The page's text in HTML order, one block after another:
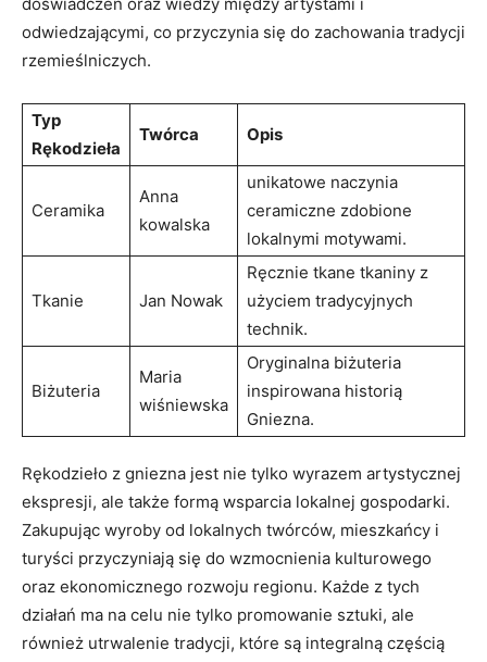
odwiedzającymi, co przyczynia ​się do‍ zachowania tradycji
rzemieślniczych.
Typ
Rękodzieła
Twórca Opis
Ceramika
Anna
kowalska
unikatowe naczynia
‌ceramiczne zdobione
lokalnymi motywami.
Tkanie Jan Nowak
Ręcznie tkane tkaniny z⁣
użyciem ⁢tradycyjnych
technik.
Biżuteria
Maria
wiśniewska
Oryginalna biżuteria‍
inspirowana historią
Gniezna.
Rękodzieło z gniezna jest nie tylko wyrazem artystycznej
ekspresji, ale także formą wsparcia lokalnej gospodarki.⁤
Zakupując wyroby od lokalnych twórców, mieszkańcy i​
turyści ⁣przyczyniają się do wzmocnienia kulturowego
oraz ekonomicznego‍ rozwoju regionu. Każde z tych
działań ma na celu nie tylko promowanie⁣ sztuki, ale
‍również utrwalenie tradycji, ⁤które ​są integralną częścią